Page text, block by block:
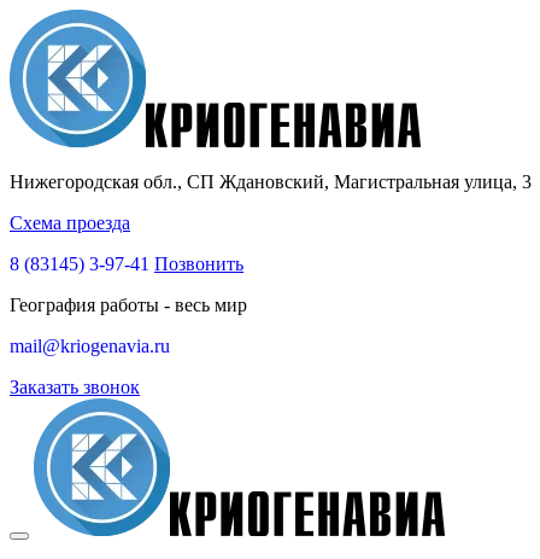
Нижегородская обл., СП Ждановский, Магистральная улица, 3
Схема проезда
8 (83145) 3-97-41 Позвонить
География работы - весь мир
mail@kriogenavia.ru
Заказать звонок